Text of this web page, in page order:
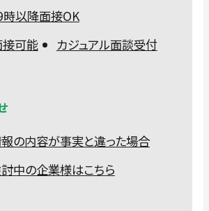
以降面接OK
可能
カジュアル面談受付
の内容が事実と違った場合
中の企業様はこちら